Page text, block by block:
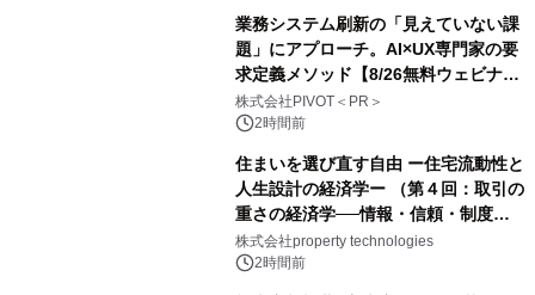
業務システム刷新の「見えていない課
題」にアプローチ。AI×UX専門家の要
求定義メソッド【8/26無料ウェビナ
ー】株式会社PIVOT
株式会社PIVOT＜PR＞
2時間前
住まいを選び直す自由 ー住宅流動性と
人生設計の経済学ー （第４回：取引の
重さの経済学──情報・信頼・制度を
PropTechはどう組み替えるか）｜
PropTech-Lab
株式会社property technologies
2時間前